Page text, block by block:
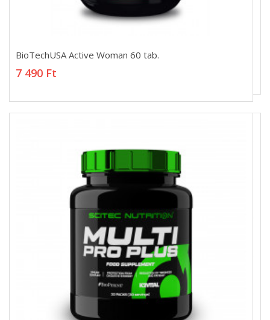
7 490 Ft
BioTechUSA Active Woman 60 tab.
7 490 Ft